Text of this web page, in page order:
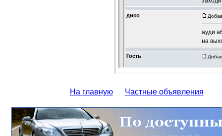
На главную Частные объявления